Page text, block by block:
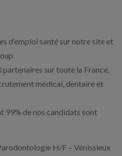
d’emploi santé sur notre site et
partenaires sur toute la France,
médical, dentaire et
99% de nos candidats sont
H/F – Vénissieux